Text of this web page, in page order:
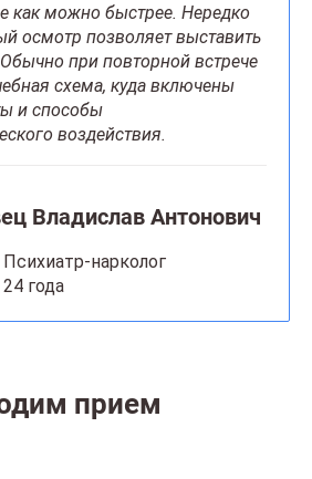
как можно быстрее. Нередко
осмотр позволяет выставить
при повторной встрече
схема, куда включены
и способы
воздействия.
Владислав Антонович
нарколог
года
прием